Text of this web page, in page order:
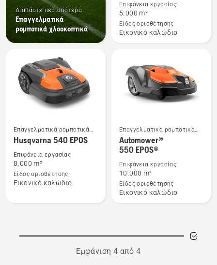
Διαβάστε περισσότερα
Επαγγελματικά
ρομποτικά χλοοκοπτικά
για
το
Automower®
Επιφάνεια εργασίας
5.000 m²
Είδος οριοθέτησης
Εικονικό καλώδιο
Δείτε
περισσότερες
λεπτομέρειες
για
το
Επαγγελματικά ρομποτικά
χλοοκοπτικά
Husqvarna 540 EPOS
Επιφάνεια εργασίας
8.000 m²
Είδος οριοθέτησης
Εικονικό καλώδιο
Δείτε
περισσότερες
λεπτομέρειες
για
Automower®
Επαγγελματικά ρομποτικά
χλοοκοπτικά
Automower®
550 EPOS®
Επιφάνεια εργασίας
10.000 m²
Είδος οριοθέτησης
Εικονικό καλώδιο
Εμφάνιση 4 από 4